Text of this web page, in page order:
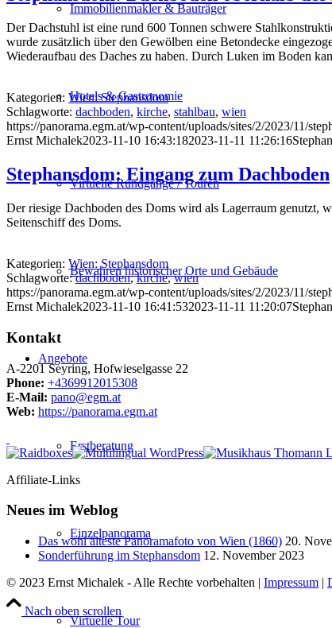
Immobilienmakler & Bauträger
Hotels & Gastronomie
Virtuelle Rundgänge / Touren
Bewahren historischer Orte und Gebäude
Angebote
Erstberatung
Einzelpanorama
Virtuelle Tour
Der Dachstuhl ist eine rund 600 Tonnen schwere
wurde zusätzlich über den Gewölben eine Betondecke
Wiederaufbau des Daches zu haben. Durch Luken im Boden
Kategorien: Wien: Stephansdom
Schlagworte: dachboden, kirche, stahlbau, wien
https://panorama.egm.at/wp-content/uploads/sites/2/2023/11/
Ernst Michalek2023-11-10 16:43:182023-11-11 11:26:16
Stephansdom: Eingang zum Dachboden
Der riesige Dachboden des Doms wird als Lagerraum genutzt,
Seitenschiff des Doms.
Kategorien: Wien: Stephansdom
Schlagworte:dachboden,kirche,wien
https://panorama.egm.at/wp-content/uploads/sites/2/2023/11/
Ernst Michalek2023-11-10 16:41:532023-11-11 11:20:07
Kontakt
A-2201 Seyring, Hofwieselgasse 22
Phone: +4369912015308
E-Mail: pano@egm.at
Web: https://panorama.egm.at
Affiliate-Links
Neues im Weblog
Das wohl älteste Panoramafoto von Wien (1860) 20.
Sonderführung im Stephansdom 12. November 2023
© 2023 Ernst Michalek - Alle Rechte vorbehalten | Impressum |
Nach oben scrollen